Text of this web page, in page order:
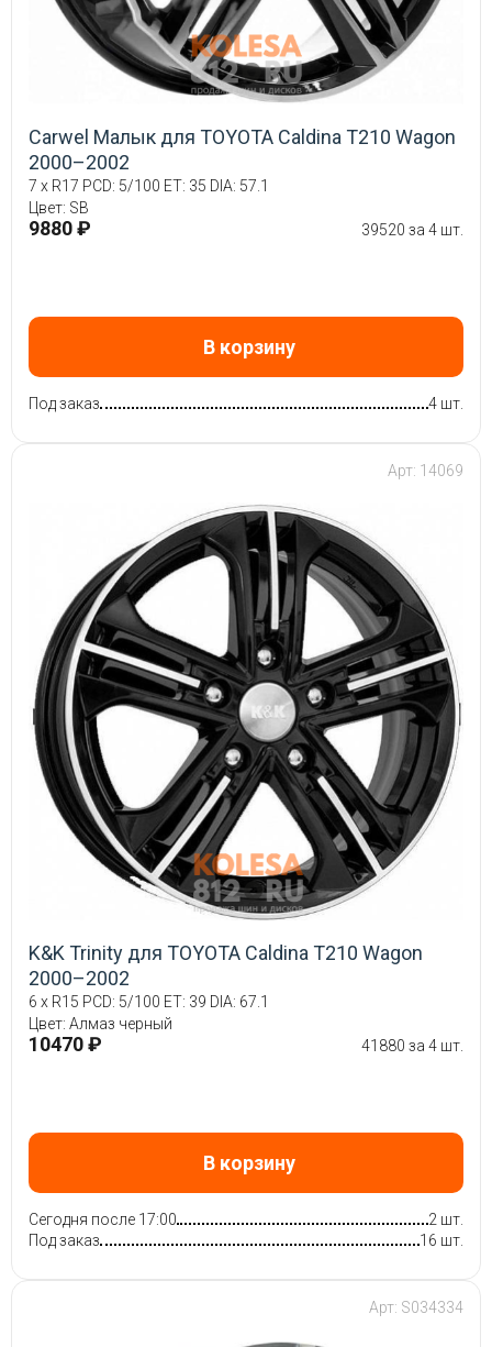
Carwel Малык для TOYOTA Caldina T210 Wagon
2000–2002
7 x R17 PCD: 5/100 ET: 35 DIA: 57.1
Цвет: SB
9880 ₽ 39520 за 4 шт.
В корзину
Под заказ 4 шт.
Арт: 14069
K&K Trinity для TOYOTA Caldina T210 Wagon
2000–2002
6 x R15 PCD: 5/100 ET: 39 DIA: 67.1
Цвет: Алмаз черный
10470 ₽ 41880 за 4 шт.
В корзину
Сегодня после 17:00
2 шт.
Под заказ
16 шт.
Арт: S034334